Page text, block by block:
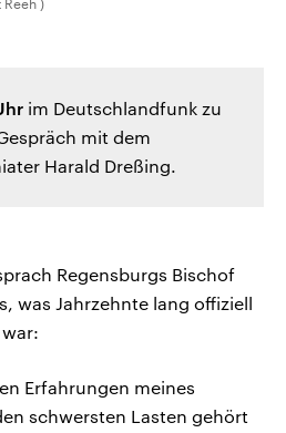
)
im Deutschlandfunk zu
mit dem
Harald Dreßing.
Regensburgs Bischof
was Jahrzehnte lang offiziell
Erfahrungen meines
schwersten Lasten gehört